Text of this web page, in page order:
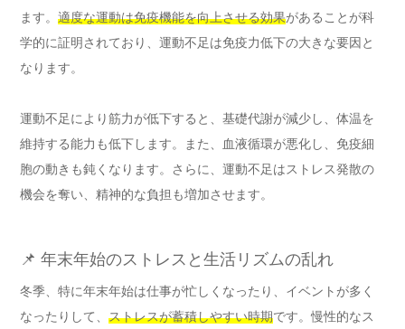
ます。 適度な運動は免疫機能を向上させる効果があることが科
学的に証明されており、運動不足は免疫力低下の大きな要因と
なります。
運動不足により筋力が低下すると、基礎代謝が減少し、体温を
維持する能力も低下します。また、血液循環が悪化し、免疫細
胞の動きも鈍くなります。さらに、運動不足はストレス発散の
機会を奪い、精神的な負担も増加させます。
📌 年末年始のストレスと生活リズムの乱れ
冬季、特に年末年始は仕事が忙しくなったり、イベントが多く
なったりして、 ストレスが蓄積しやすい時期です。慢性的なス